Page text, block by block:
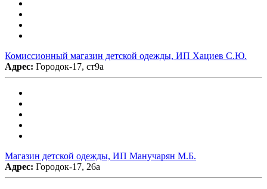
Комиссионный магазин детской одежды, ИП Хациев С.Ю.
Адрес: Городок-17, ст9а
Магазин детской одежды, ИП Манучарян М.Б.
Адрес: Городок-17, 26а